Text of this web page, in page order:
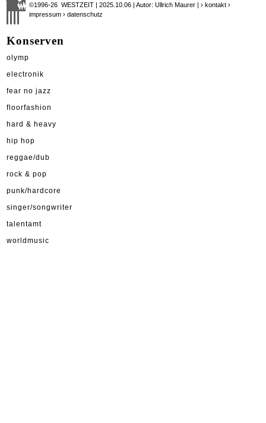
©1996-26 WESTZEIT | 2025.10.06 | Autor: Ullrich Maurer |› kontakt ›
impressum › datenschutz
Konserven
olymp
electronik
fear no jazz
floorfashion
hard & heavy
hip hop
reggae/dub
rock & pop
punk/hardcore
singer/songwriter
talentamt
worldmusic